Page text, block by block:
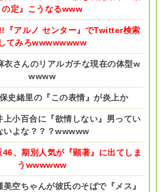
の定』こうなるwww
『アルノ センター』でTwitter検索
してみろwwwwwwww
衣さんのリアルガチな現在の体型w
wwww
保史緒里の『この表情』が炎上か
上小百合に『欲情しない』男ってい
いよな？？？wwwww
46、期別人気が『顕著』に出てしま
うwwwwww
美空ちゃんが彼氏のそばで『メス』